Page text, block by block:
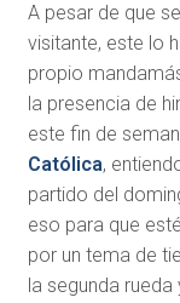
A pesar de que
visitante, este lo
propio
la presencia de
este fin de
Católica,
partido del
eso para que
por un tema de
la segunda